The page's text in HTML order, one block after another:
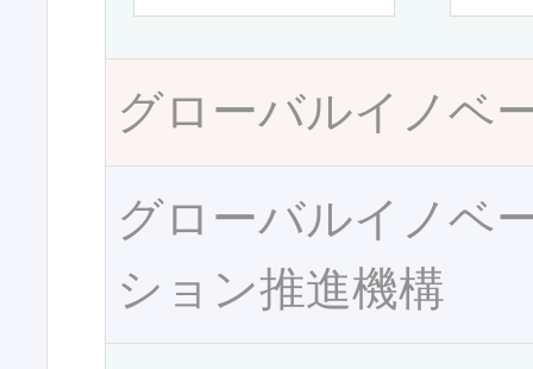
グローバルイノベ
グローバルイノベ
ション推進機構